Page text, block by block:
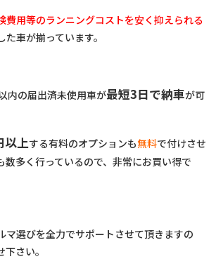
費用等のランニングコストを安く抑えられる
車が揃っています。
内の届出済未使⽤⾞が最短3日で納車が可
以上する有料のオプションも無料で付けさせ
数多く行っているので、非常にお買い得で
マ選びを全力でサポートさせて頂きますの
さい。